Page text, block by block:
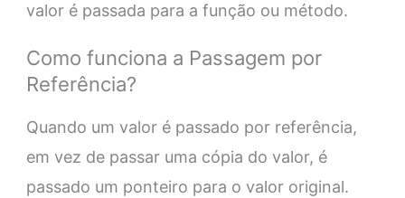
valor é passada para a função ou método.
Como funciona a Passagem por
Referência?
Quando um valor é passado por referência,
em vez de passar uma cópia do valor, é
passado um ponteiro para o valor original.